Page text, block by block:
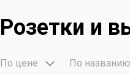
Розетки и
По цене По названию